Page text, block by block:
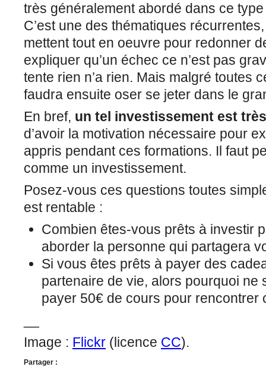
très généralement abordé dans ce
C’est une des thématiques
mettent tout en oeuvre pour redonner
expliquer qu’un échec ce n’est pas
tente rien n’a rien. Mais malgré toutes
faudra ensuite oser se jeter dans le
En bref, un tel investissement est
d’avoir la motivation nécessaire pour
appris pendant ces formations. Il faut
comme un investissement.
Posez-vous ces questions toutes
est rentable :
Combien êtes-vous prêts à investir
aborder la personne qui partagera
Si vous êtes prêts à payer des
partenaire de vie, alors pourquoi ne
payer 50€ de cours pour rencontrer
Image : Flickr (licence CC).
Partager :